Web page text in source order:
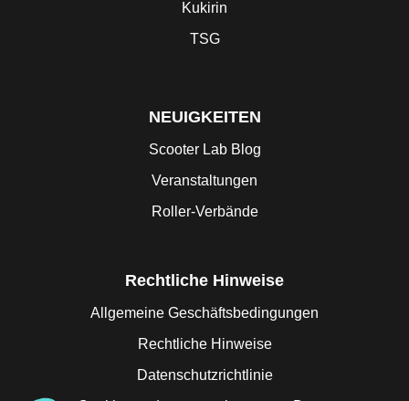
Kukirin
TSG
NEUIGKEITEN
Scooter Lab Blog
Veranstaltungen
Roller-Verbände
Rechtliche Hinweise
Allgemeine Geschäftsbedingungen
Rechtliche Hinweise
Datenschutzrichtlinie